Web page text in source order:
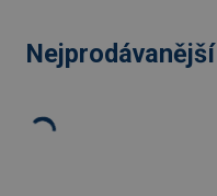
Nejprodávanější